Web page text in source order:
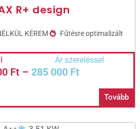
R+ design
KÉREM Fűtésre optimalizált
Ár szereléssel
Ft– 285 000 Ft
Tovább